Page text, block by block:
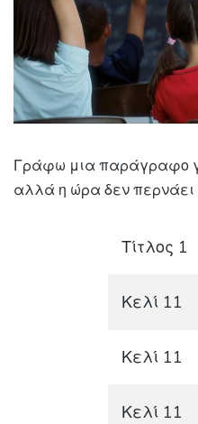
Γράφω μια παράγραφο
αλλά η ώρα δεν περνάει
Τίτλος 1
Κελί 11
Κελί 11
Κελί 11